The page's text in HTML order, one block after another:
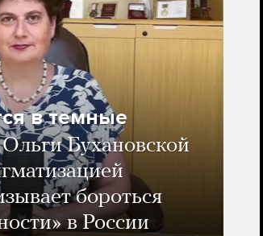
в темные
Бухановской
бороться
в России